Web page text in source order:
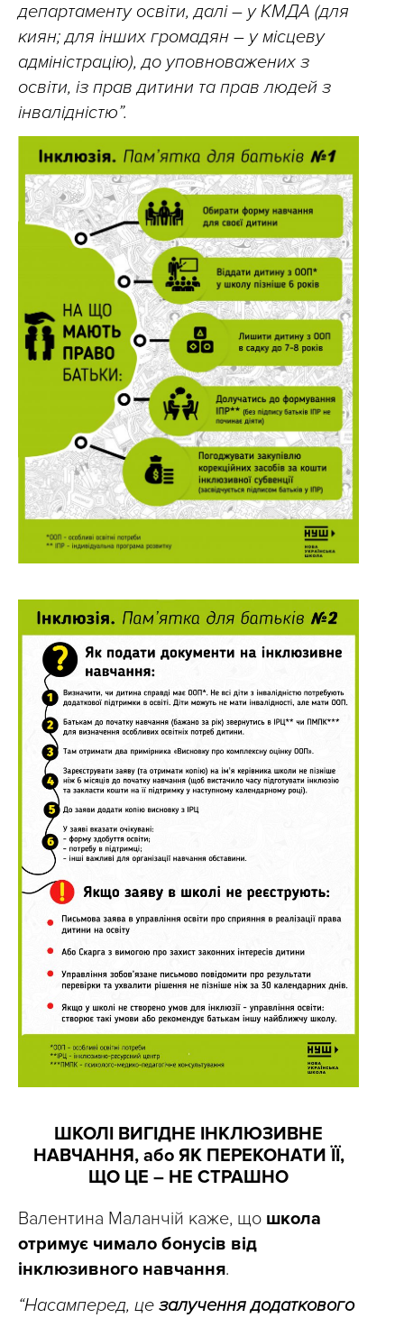
департаменту освіти, далі – у КМДА (для
киян; для інших громадян – у місцеву
адміністрацію), до уповноважених з
освіти, із прав дитини та прав людей з
інвалідністю”.
ШКОЛІ ВИГІДНЕ ІНКЛЮЗИВНЕ
НАВЧАННЯ, або ЯК ПЕРЕКОНАТИ ЇЇ,
ЩО ЦЕ – НЕ СТРАШНО
Валентина Маланчій каже, що школа
отримує чимало бонусів від
інклюзивного навчання.
“Насамперед, це залучення додаткового